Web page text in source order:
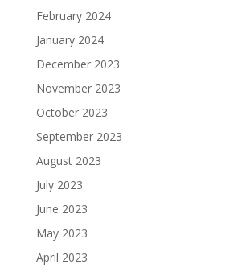
February 2024
January 2024
December 2023
November 2023
October 2023
September 2023
August 2023
July 2023
June 2023
May 2023
April 2023